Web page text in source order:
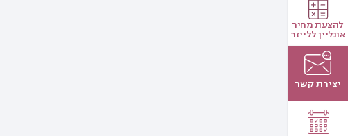
להצעת מחיר
אונליין ללייזר
יצירת קשר